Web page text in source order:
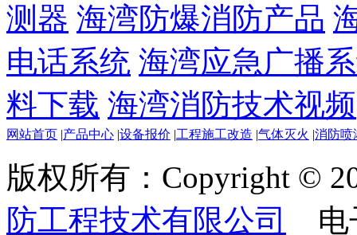
测器 海湾防爆消防产品
电话系统 海湾应急广播
料下载 海湾消防技术视频
网站首页 |产品中心 |设备报价 |工程施工改造 |气体灭火 |消防喷
版权所有：Copyright ©
防工程技术有限公司
电